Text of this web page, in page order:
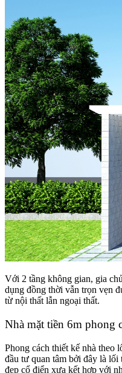
Với 2 tầng không gian, gia
dụng đồng thời vẫn trọn vẹn
từ nội thất lẫn ngoại thất.
Nhà mặt tiền 6m phong
Phong cách thiết kế nhà theo
đầu tư quan tâm bởi đây là lối
đẹp cổ điển xưa kết hợp với